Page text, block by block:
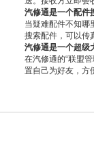
汽修通是一个配件
当疑难配件不知哪
搜索配件，可以传
汽修通是一个超级
在汽修通的“联盟
置自己为好友，方